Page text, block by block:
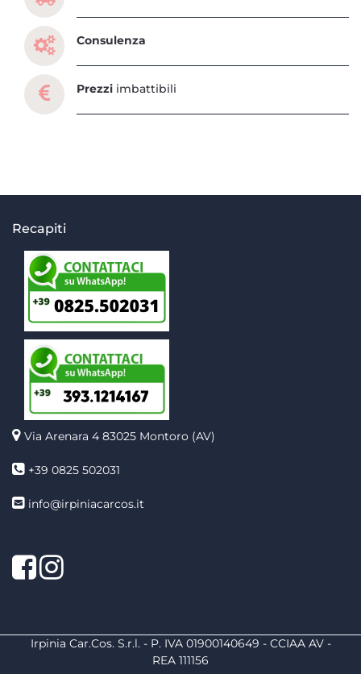
Consulenza
Prezzi imbattibili
Recapiti
Via Arenara 4 83025 Montoro (AV)
+39 0825 502031
info@irpiniacarcos.it
FacebookInstagram
Irpinia Car.Cos. S.r.l. - P. IVA 01900140649 - CCIAA AV -
REA 111156